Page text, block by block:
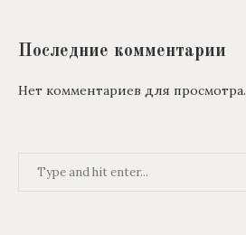
Последние комментарии
Нет комментариев для просмотра.